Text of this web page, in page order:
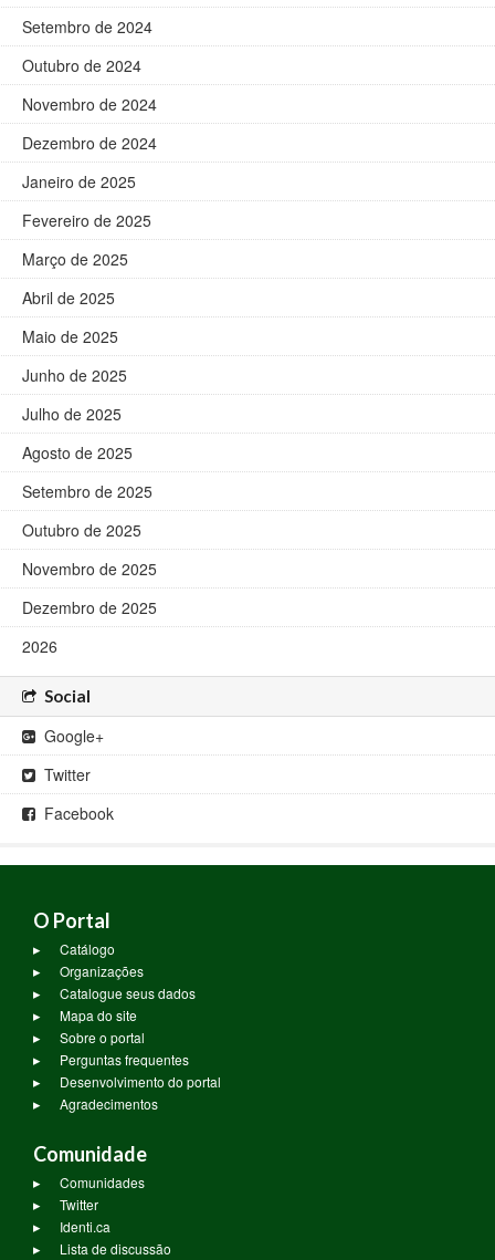
Setembro de 2024
Outubro de 2024
Novembro de 2024
Dezembro de 2024
Janeiro de 2025
Fevereiro de 2025
Março de 2025
Abril de 2025
Maio de 2025
Junho de 2025
Julho de 2025
Agosto de 2025
Setembro de 2025
Outubro de 2025
Novembro de 2025
Dezembro de 2025
2026
Social
Google+
Twitter
Facebook
O Portal
Catálogo
Organizações
Catalogue seus dados
Mapa do site
Sobre o portal
Perguntas frequentes
Desenvolvimento do portal
Agradecimentos
Comunidade
Comunidades
Twitter
Identi.ca
Lista de discussão